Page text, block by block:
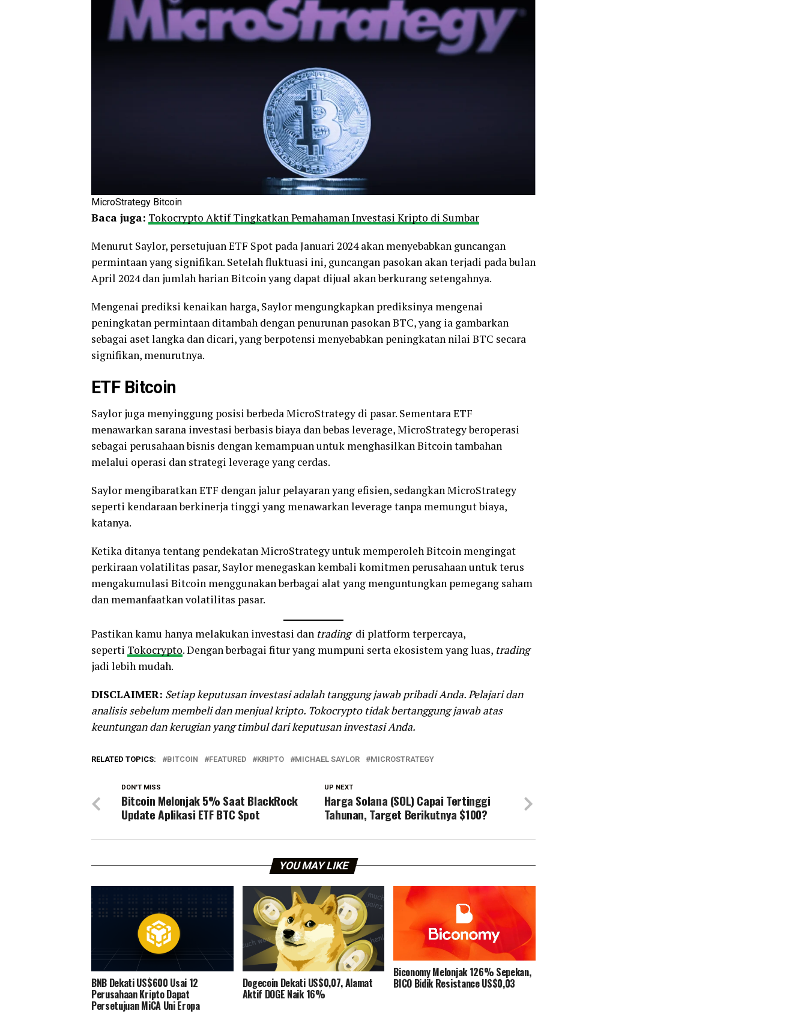
MicroStrategy Bitcoin
Baca juga: Tokocrypto Aktif Tingkatkan Pemahaman Investasi Kripto di Sumbar
Menurut Saylor, persetujuan ETF Spot pada Januari 2024 akan menyebabkan guncangan
permintaan yang signifikan. Setelah fluktuasi ini, guncangan pasokan akan terjadi pada bulan
April 2024 dan jumlah harian Bitcoin yang dapat dijual akan berkurang setengahnya.
Mengenai prediksi kenaikan harga, Saylor mengungkapkan prediksinya mengenai
peningkatan permintaan ditambah dengan penurunan pasokan BTC, yang ia gambarkan
sebagai aset langka dan dicari, yang berpotensi menyebabkan peningkatan nilai BTC secara
signifikan, menurutnya.
ETF Bitcoin
Saylor juga menyinggung posisi berbeda MicroStrategy di pasar. Sementara ETF
menawarkan sarana investasi berbasis biaya dan bebas leverage, MicroStrategy beroperasi
sebagai perusahaan bisnis dengan kemampuan untuk menghasilkan Bitcoin tambahan
melalui operasi dan strategi leverage yang cerdas.
Saylor mengibaratkan ETF dengan jalur pelayaran yang efisien, sedangkan MicroStrategy
seperti kendaraan berkinerja tinggi yang menawarkan leverage tanpa memungut biaya,
katanya.
Ketika ditanya tentang pendekatan MicroStrategy untuk memperoleh Bitcoin mengingat
perkiraan volatilitas pasar, Saylor menegaskan kembali komitmen perusahaan untuk terus
mengakumulasi Bitcoin menggunakan berbagai alat yang menguntungkan pemegang saham
dan memanfaatkan volatilitas pasar.
Pastikan kamu hanya melakukan investasi dan trading di platform terpercaya,
seperti Tokocrypto. Dengan berbagai fitur yang mumpuni serta ekosistem yang luas, trading
jadi lebih mudah.
DISCLAIMER: Setiap keputusan investasi adalah tanggung jawab pribadi Anda. Pelajari dan
analisis sebelum membeli dan menjual kripto. Tokocrypto tidak bertanggung jawab atas
keuntungan dan kerugian yang timbul dari keputusan investasi Anda.
RELATED TOPICS: BITCOIN FEATURED KRIPTO MICHAEL SAYLOR MICROSTRATEGY
UP NEXT
Harga Solana (SOL) Capai Tertinggi
Tahunan, Target Berikutnya $100?
DON'T MISS
Bitcoin Melonjak 5% Saat BlackRock
Update Aplikasi ETF BTC Spot
YOU MAY LIKE
BNB Dekati US$600 Usai 12
Perusahaan Kripto Dapat
Persetujuan MiCA Uni Eropa
Dogecoin Dekati US$0,07, Alamat
Aktif DOGE Naik 16%
Biconomy Melonjak 126% Sepekan,
BICO Bidik Resistance US$0,03